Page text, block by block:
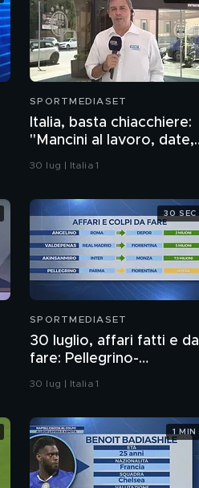
SPORTMEDIASET
Italia, basta chiacchiere:
"Mancini al lavoro, date,
convocazioni e…"
30 lug | Italia 1
SPORTMEDIASET
30 luglio, affari fatti e da
fare: Pellegrino-
Fiorentina, intesa
30 lug | Italia 1
30 SEC
1 MIN